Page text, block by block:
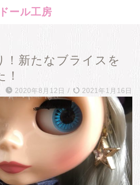
ドール工房
！新たなブライスを
2020年8月12日 / 2021年1月16日